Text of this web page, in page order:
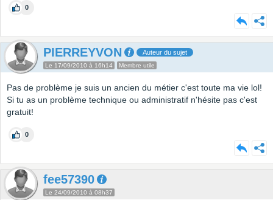
0
PIERREYVON Auteur du sujet
Le 17/09/2010 à 16h14 Membre utile
Pas de problème je suis un ancien du métier c'est toute ma vie lol!
Si tu as un problème technique ou administratif n'hésite pas c'est
gratuit!
0
fee57390
Le 24/09/2010 à 08h37